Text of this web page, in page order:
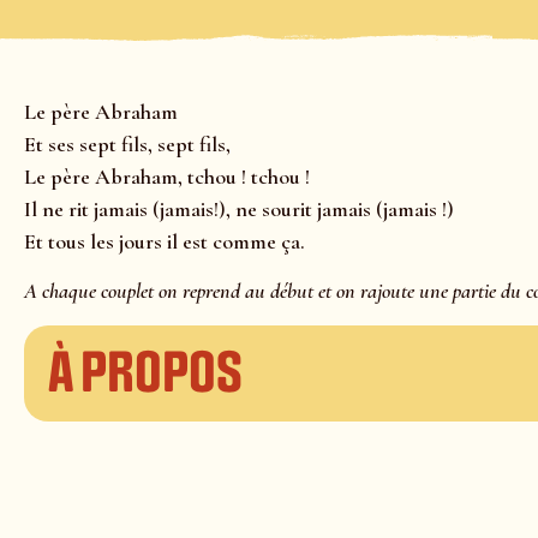
Le père Abraham
Et ses sept fils, sept fils,
Le père Abraham, tchou ! tchou !
Il ne rit jamais (jamais!), ne sourit jamais (jamais !)
Et tous les jours il est comme ça.
A chaque couplet on reprend au début et on rajoute une partie du
À propos